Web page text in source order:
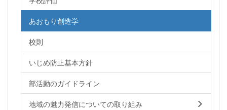
あおもり創造学
校則
いじめ防止基本方針
部活動のガイドライン
地域の魅力発信についての取り組み